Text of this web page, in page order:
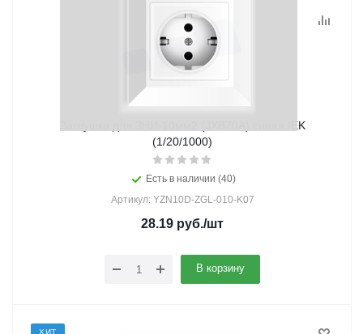
Заглушка для ЗНИ-10мм2 (JXB70A) синяя IEK
(1/20/1000)
Есть в наличии (40)
Артикул: YZN10D-ZGL-010-K07
28.19 руб./шт
В корзину
ХИТ